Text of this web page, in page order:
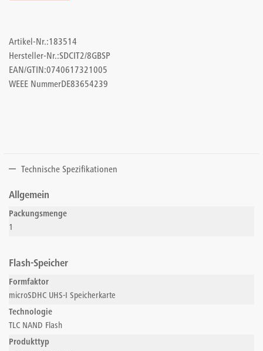
Artikel-Nr.:183514
Hersteller-Nr.:SDCIT2/8GBSP
EAN/GTIN:0740617321005
WEEE NummerDE83654239
Technische Spezifikationen
Allgemein
Packungsmenge
1
Flash-Speicher
Formfaktor
microSDHC UHS-I Speicherkarte
Technologie
TLC NAND Flash
Produkttyp